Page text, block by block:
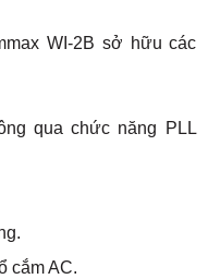
WI-2B sở hữu các
qua chức năng PLL
cắm AC.